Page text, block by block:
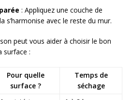
: Appliquez une couche de
s’harmonise avec le reste du mur.
peut vous aider à choisir le bon
surface :
Pour quelle
surface ?
Temps de
séchage